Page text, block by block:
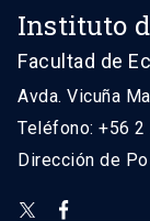
Instituto
Facultad de
Avda. Vicuña
Teléfono: +56 2
Dirección de